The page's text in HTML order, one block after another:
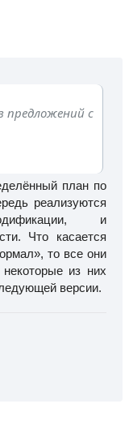
предложений с
план по
реализуются
и
Что касается
то все они
из них
версии.